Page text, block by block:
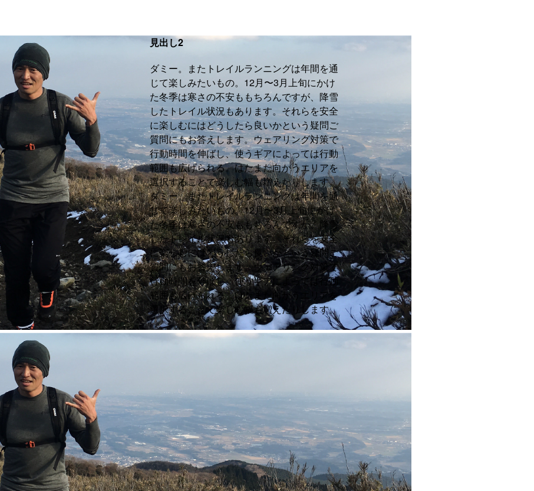
見出し2
ダミー。またトレイルランニングは年間を通
じて楽しみたいもの。12月〜3月上旬にかけ
た冬季は寒さの不安ももちろんですが、降雪
したトレイル状況もあります。それらを安全
に楽しむにはどうしたら良いかという疑問ご
質問にもお答えします。ウェアリング対策で
行動時間を伸ばし、使うギアによっては行動
範囲も広げられる。はたまた向かうエリアを
選択することで楽しむ幅も増えたりします。
ダミー。またトレイルランニングは年間を通
じて楽しみたいもの。12月〜3月上旬にかけ
た冬季は寒さの不安ももちろんですが、降雪
したトレイル状況もあります。それらを安全
に楽しむにはどうしたら良いかという疑問ご
質問にもお答えします。ウェアリング対策で
行動時間を伸ばし、使うギアによっては行動
範囲も広げられる。はたまた向かうエリアを
選択することで楽しむ幅も増えたりします。